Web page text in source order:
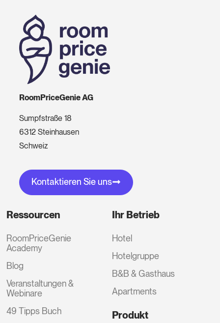
RoomPriceGenie AG
Sumpfstraße 18
6312 Steinhausen
Schweiz
Kontaktieren Sie uns
Ressourcen
RoomPriceGenie
Academy
Blog
Veranstaltungen &
Webinare
49 Tipps Buch
Ihr Betrieb
Hotel
Hotelgruppe
B&B & Gasthaus
Apartments
Produkt